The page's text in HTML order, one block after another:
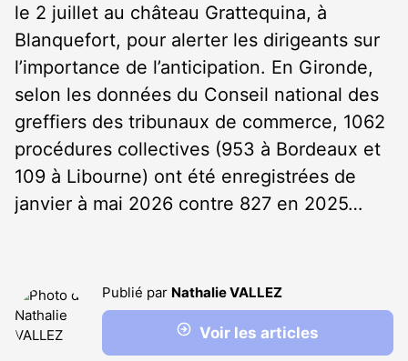
le 2 juillet au château Grattequina, à
Blanquefort, pour alerter les dirigeants sur
l’importance de l’anticipation. En Gironde,
selon les données du Conseil national des
greffiers des tribunaux de commerce, 1062
procédures collectives (953 à Bordeaux et
109 à Libourne) ont été enregistrées de
janvier à mai 2026 contre 827 en 2025…
Publié par Nathalie VALLEZ
Voir les articles